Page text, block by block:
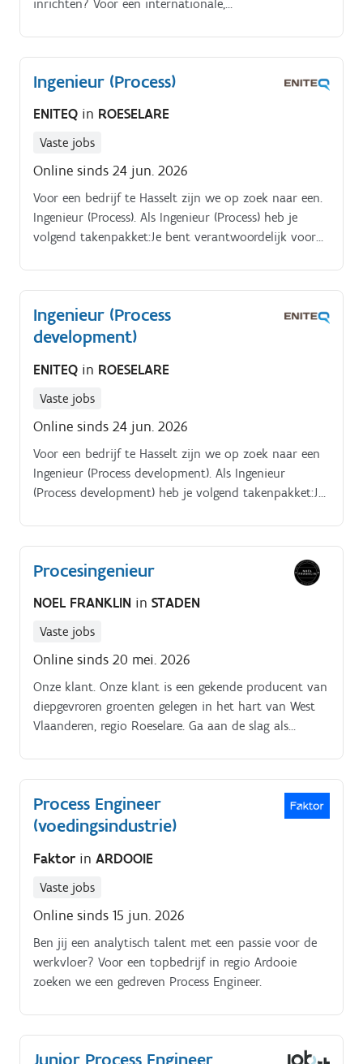
inrichten? Voor een internationale,
we een Proces Technoloog.
Ingenieur (Process)
ENITEQ in ROESELARE
Vaste jobs
Online sinds 24 jun. 2026
Voor een bedrijf te Hasselt zijn we op zoek naar een.
Ingenieur (Process). Als Ingenieur (Process) heb je
volgend takenpakket:Je bent verantwoordelijk voor
kosten en leverbetrouwbaarheid Je focus ligt op het
montageproces
Ingenieur (Process
development)
ENITEQ in ROESELARE
Vaste jobs
Online sinds 24 jun. 2026
Voor een bedrijf te Hasselt zijn we op zoek naar een
Ingenieur (Process development). Als Ingenieur
(Process development) heb je volgend takenpakket:Je
van tooling en equipment die je bij leveranciers laat
maken. Jou focus ligt op montage delen en
montageplanning
Procesingenieur
NOEL FRANKLIN in STADEN
Vaste jobs
Online sinds 20 mei. 2026
Onze klant. Onze klant is een gekende producent van
diepgevroren groenten gelegen in het hart van West
Vlaanderen, regio Roeselare. Ga aan de slag als
Process Engineer
(voedingsindustrie)
Faktor in ARDOOIE
Vaste jobs
Online sinds 15 jun. 2026
Ben jij een analytisch talent met een passie voor de
werkvloer? Voor een topbedrijf in regio Ardooie
zoeken we een gedreven Process Engineer.
Junior Process Engineer